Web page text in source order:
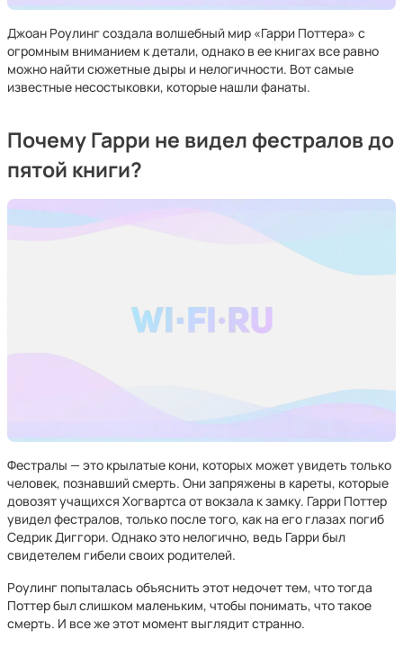
Джоан Роулинг создала волшебный мир «Гарри Поттера» с
огромным вниманием к детали, однако в ее книгах все равно
можно найти сюжетные дыры и нелогичности. Вот самые
известные несостыковки, которые нашли фанаты.
Почему Гарри не видел фестралов до
пятой книги?
Фестралы — это крылатые кони, которых может увидеть только
человек, познавший смерть. Они запряжены в кареты, которые
довозят учащихся Хогвартса от вокзала к замку. Гарри Поттер
увидел фестралов, только после того, как на его глазах погиб
Седрик Диггори. Однако это нелогично, ведь Гарри был
свидетелем гибели своих родителей.
Роулинг попыталась объяснить этот недочет тем, что тогда
Поттер был слишком маленьким, чтобы понимать, что такое
смерть. И все же этот момент выглядит странно.